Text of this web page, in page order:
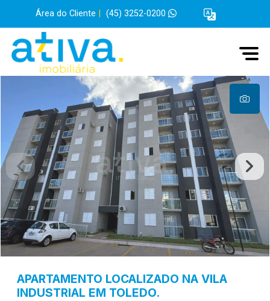
Área do Cliente (45) 3252-0200
APARTAMENTO LOCALIZADO NA VILA
INDUSTRIAL EM TOLEDO.